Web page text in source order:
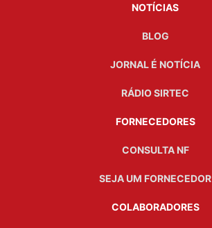
NOTÍCIAS
BLOG
JORNAL É NOTÍCIA
RÁDIO SIRTEC
FORNECEDORES
CONSULTA NF
SEJA UM FORNECEDOR
COLABORADORES